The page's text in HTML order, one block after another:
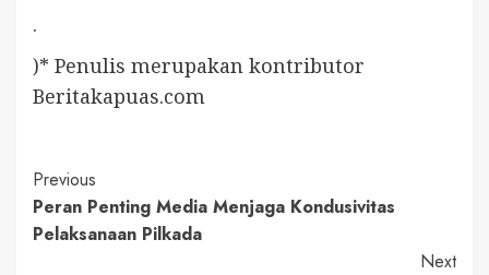
.
)* Penulis merupakan kontributor
Beritakapuas.com
Continue
Reading
Previous
Peran Penting Media Menjaga Kondusivitas
Pelaksanaan Pilkada
Next